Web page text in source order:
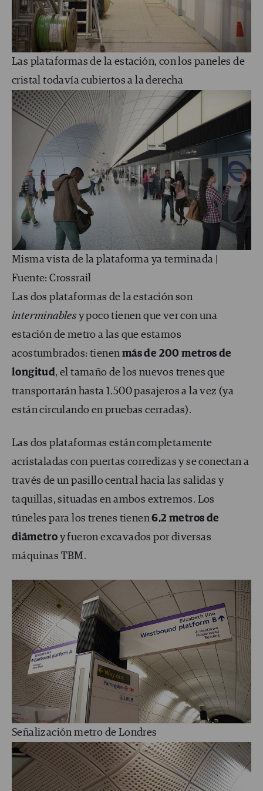
Las plataformas de la estación, con los paneles de
cristal todavía cubiertos a la derecha
Misma vista de la plataforma ya terminada |
Fuente: Crossrail
Las dos plataformas de la estación son
interminables y poco tienen que ver con una
estación de metro a las que estamos
acostumbrados: tienenmás de 200 metros de
longitud, el tamaño de los nuevos trenes que
transportarán hasta 1.500 pasajeros a la vez (ya
están circulando en pruebas cerradas).
Las dos plataformas están completamente
acristaladas con puertas corredizas y se conectan a
través de un pasillo central hacia las salidas y
taquillas, situadas en ambos extremos. Los
túneles para los trenes tienen6,2 metros de
diámetro y fueron excavados por diversas
máquinas TBM.
Señalización metro de Londres